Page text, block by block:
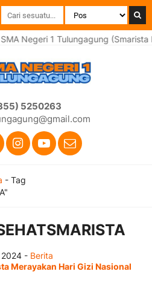
Negeri 1 Tulungagung (Smarista
5250263
- Tag
2024 - Berita
Merayakan Hari Gizi Nasional